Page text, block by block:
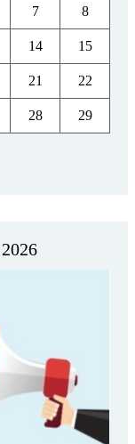
7 8
14 15
21 22
28 29